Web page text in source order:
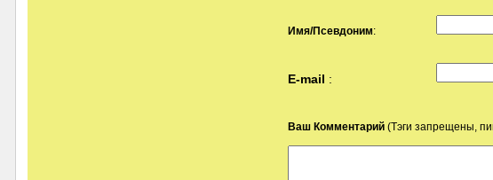
Имя/Псевдоним:
E-mail :
Ваш Комментарий(Тэги запрещены,